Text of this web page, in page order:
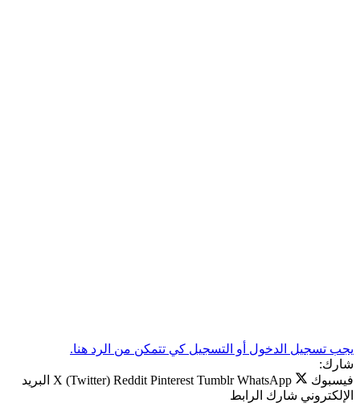
يجب تسجيل الدخول أو التسجيل كي تتمكن من الرد هنا.
شارك:
فيسبوك
X (Twitter) Reddit Pinterest Tumblr WhatsApp
البريد
الإلكتروني شارك الرابط